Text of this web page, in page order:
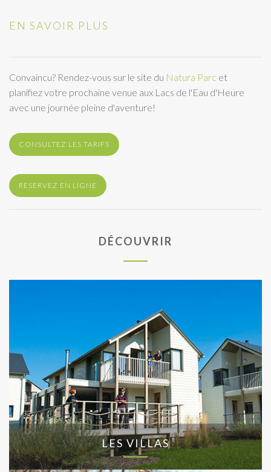
EN SAVOIR PLUS
Convaincu? Rendez-vous sur le site du Natura Parc et
planifiez votre prochaine venue aux Lacs de l'Eau d'Heure
avec une journée pleine d'aventure!
CONSULTEZ LES TARIFS
RESERVEZ EN LIGNE
DÉCOUVRIR
LES VILLAS